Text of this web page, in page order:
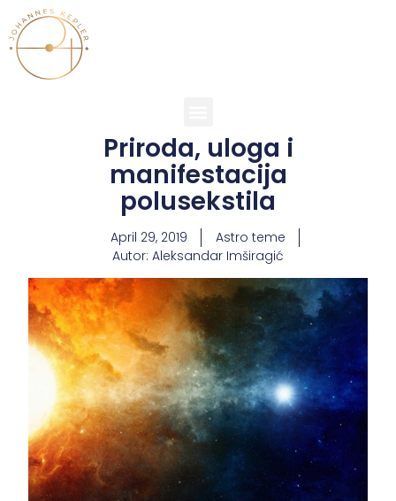
Priroda, uloga i
manifestacija
polusekstila
April 29, 2019
Astro teme
Autor: Aleksandar Imširagić